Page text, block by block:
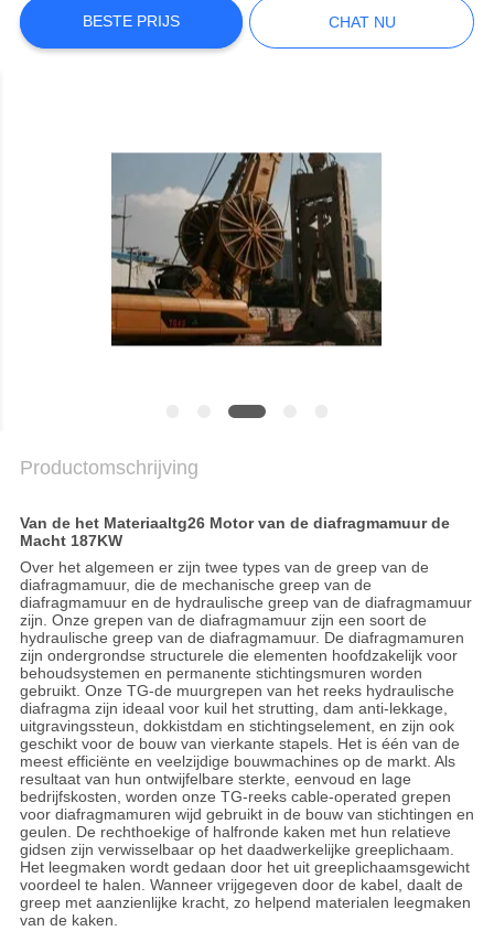
CHAT
NU
SITEMAP
PRIVACYBELEID
BESTE PRIJS CHAT NU
Productomschrijving
Van de het Materiaaltg26 Motor van de diafragmamuur de
Macht 187KW
Over het algemeen er zijn twee types van de greep van de
diafragmamuur, die de mechanische greep van de
diafragmamuur en de hydraulische greep van de diafragmamuur
zijn. Onze grepen van de diafragmamuur zijn een soort de
hydraulische greep van de diafragmamuur. De diafragmamuren
zijn ondergrondse structurele die elementen hoofdzakelijk voor
behoudsystemen en permanente stichtingsmuren worden
gebruikt. Onze TG-de muurgrepen van het reeks hydraulische
diafragma zijn ideaal voor kuil het strutting, dam anti-lekkage,
uitgravingssteun, dokkistdam en stichtingselement, en zijn ook
geschikt voor de bouw van vierkante stapels. Het is één van de
meest efficiënte en veelzijdige bouwmachines op de markt. Als
resultaat van hun ontwijfelbare sterkte, eenvoud en lage
bedrijfskosten, worden onze TG-reeks cable-operated grepen
voor diafragmamuren wijd gebruikt in de bouw van stichtingen en
geulen. De rechthoekige of halfronde kaken met hun relatieve
gidsen zijn verwisselbaar op het daadwerkelijke greeplichaam.
Het leegmaken wordt gedaan door het uit greeplichaamsgewicht
voordeel te halen. Wanneer vrijgegeven door de kabel, daalt de
greep met aanzienlijke kracht, zo helpend materialen leegmaken
van de kaken.